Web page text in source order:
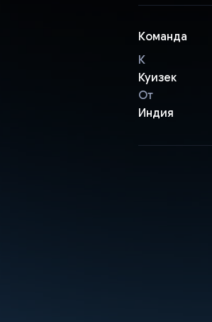
Команда
К
Куизек
От
Индия